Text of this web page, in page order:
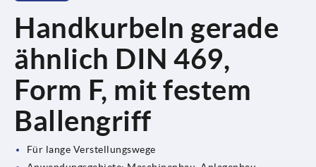
Handkurbeln gerade
ähnlich DIN 469,
Form F, mit festem
Ballengriff
Für lange Verstellungswege